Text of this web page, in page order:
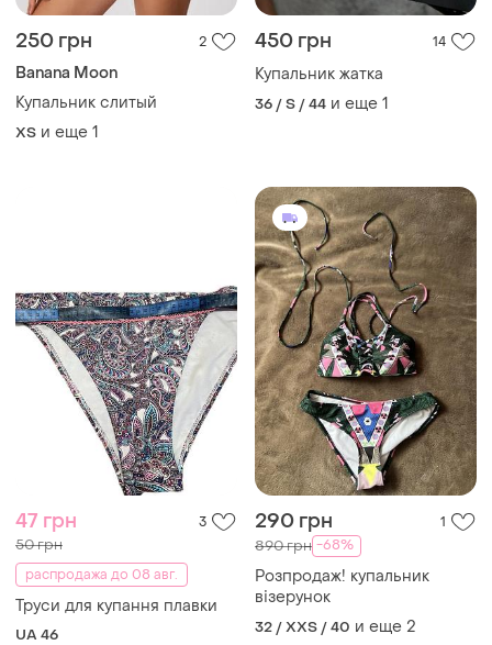
250 грн 2
Banana Moon
Купальник слитый
ХS и еще 1
450 грн 14
Купальник жатка
36 / S / 44 и еще 1
47 грн 3
50 грн
распродажа до 08 авг.
Труси для купання плавки
UA 46
290 грн 1
890 грн -68%
Розпродаж! купальник
візерунок
32 / XXS / 40 и еще 2